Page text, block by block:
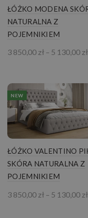
ŁÓŻKO MODENA
NATURALNA Z
POJEMNIKIEM
3 850,00 zł – 5 130,00 zł
NEW
ŁÓŻKO VALENTINO
SKÓRA NATURALNA Z
POJEMNIKIEM
3 850,00 zł – 5 130,00 zł